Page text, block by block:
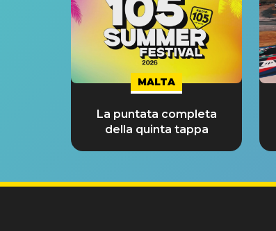
MALTA
La puntata completa
della quinta tappa